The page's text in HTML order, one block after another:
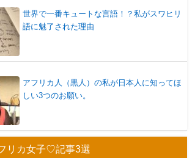
世界で一番キュートな言語！？私がスワヒリ
語に魅了された理由
アフリカ人（黒人）の私が日本人に知ってほ
しい3つのお願い。
リカ女子♡記事3選